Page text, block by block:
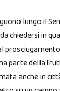
lungo il
chiedersi in
parte della
anche in